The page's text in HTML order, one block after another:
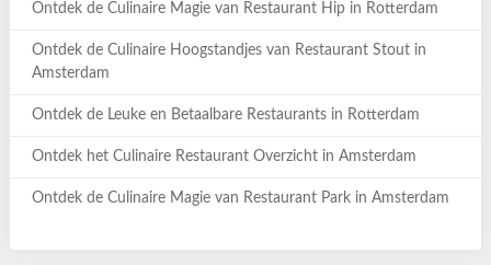
Ontdek de Culinaire Magie van Restaurant Hip in Rotterdam
Ontdek de Culinaire Hoogstandjes van Restaurant Stout in
Amsterdam
Ontdek de Leuke en Betaalbare Restaurants in Rotterdam
Ontdek het Culinaire Restaurant Overzicht in Amsterdam
Ontdek de Culinaire Magie van Restaurant Park in Amsterdam